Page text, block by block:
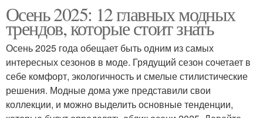
Осень 2025: 12 главных модных
трендов, которые стоит знать
Осень 2025 года обещает быть одним из самых
интересных сезонов в моде. Грядущий сезон сочетает в
себе комфорт, экологичность и смелые стилистические
решения. Модные дома уже представили свои
коллекции, и можно выделить основные тенденции,